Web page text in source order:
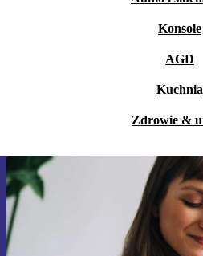
Konsole
AGD
Kuchnia
Zdrowie &
Zapisz się na
Nie przegap żadnej